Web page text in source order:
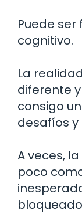
Puede ser
cognitivo.
La
diferente
consigo
desafíos
A veces,
poco